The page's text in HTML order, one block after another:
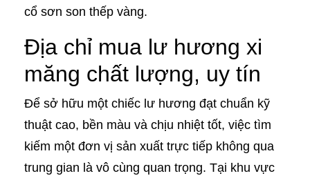
cổ sơn son thếp vàng.
Địa chỉ mua lư hương xi
măng chất lượng, uy tín
Để sở hữu một chiếc lư hương đạt chuẩn kỹ
thuật cao, bền màu và chịu nhiệt tốt, việc tìm
kiếm một đơn vị sản xuất trực tiếp không qua
trung gian là vô cùng quan trọng. Tại khu vực